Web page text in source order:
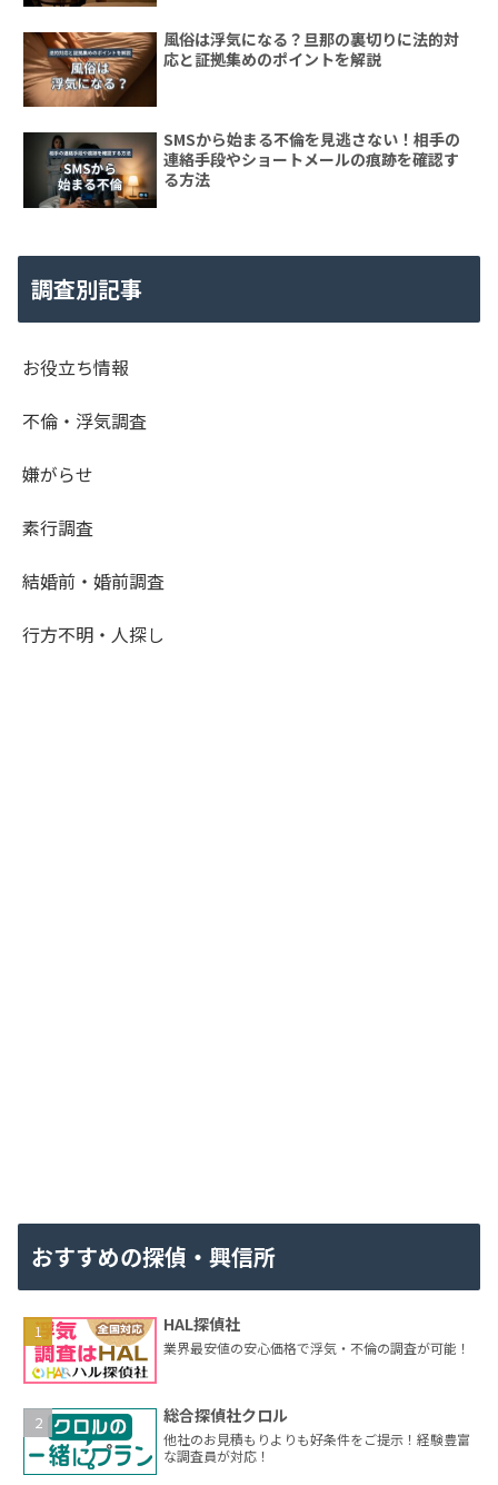
風俗は浮気になる？旦那の裏切りに法的対
応と証拠集めのポイントを解説
SMSから始まる不倫を見逃さない！相手の
連絡手段やショートメールの痕跡を確認す
る方法
調査別記事
お役立ち情報
不倫・浮気調査
嫌がらせ
素行調査
結婚前・婚前調査
行方不明・人探し
おすすめの探偵・興信所
HAL探偵社
業界最安値の安心価格で浮気・不倫の調査が可能！
総合探偵社クロル
他社のお見積もりよりも好条件をご提示！経験豊富
な調査員が対応！